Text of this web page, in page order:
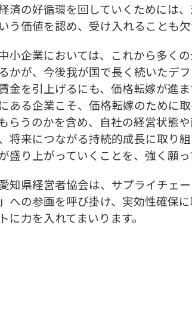
済の好循環を回していくためには
う価値を認め、受け入れることも欠
小企業においては、これから多く
かが、今後我が国で長く続いたデ
金を引上げるにも、価格転嫁が進
ある企業こそ、価格転嫁のために
らうのかを含め、自社の経営状態
将来につながる持続的成長に取り
盛り上がっていくことを、強く願っ
知県経営者協会は、サプライチェ
への参画を呼び掛け、実効性確保
に力を入れてまいります。